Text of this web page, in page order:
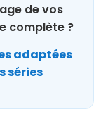
de vos
complète ?
adaptées
séries